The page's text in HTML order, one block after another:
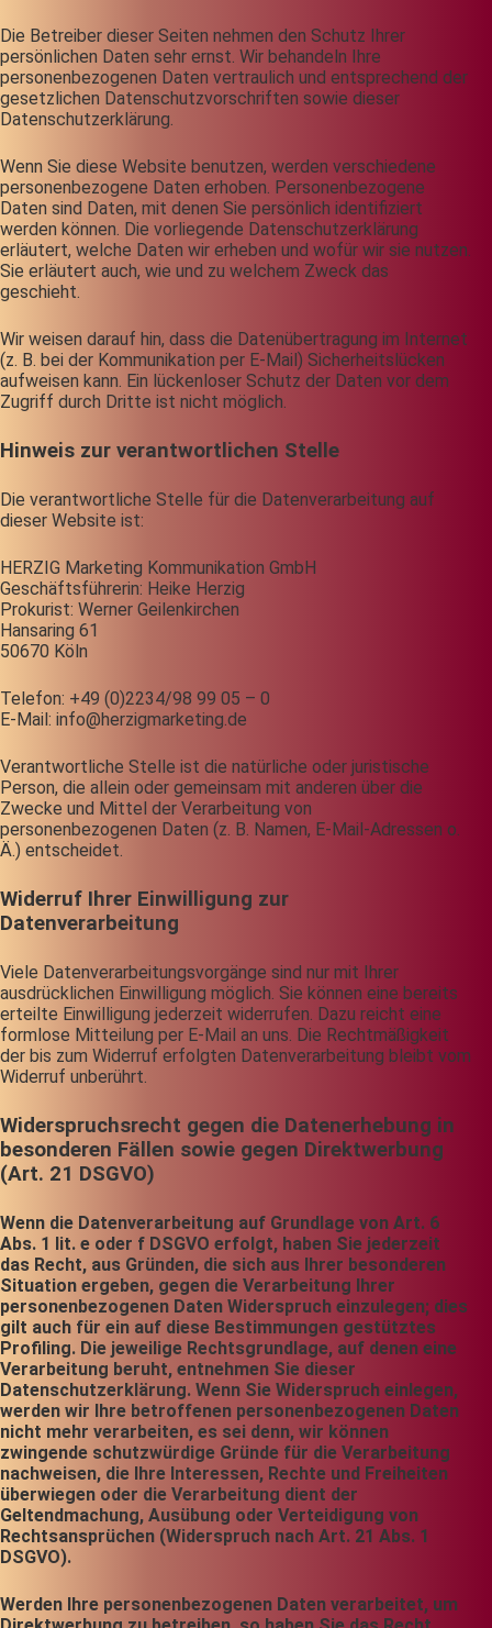
Die Betreiber dieser Seiten nehmen den Schutz Ihrer
persönlichen Daten sehr ernst. Wir behandeln Ihre
personenbezogenen Daten vertraulich und entsprechend der
gesetzlichen Datenschutzvorschriften sowie dieser
Datenschutzerklärung.
Wenn Sie diese Website benutzen, werden verschiedene
personenbezogene Daten erhoben. Personenbezogene
Daten sind Daten, mit denen Sie persönlich identifiziert
werden können. Die vorliegende Datenschutzerklärung
erläutert, welche Daten wir erheben und wofür wir sie nutzen.
Sie erläutert auch, wie und zu welchem Zweck das
geschieht.
Wir weisen darauf hin, dass die Datenübertragung im Internet
(z. B. bei der Kommunikation per E-Mail) Sicherheitslücken
aufweisen kann. Ein lückenloser Schutz der Daten vor dem
Zugriff durch Dritte ist nicht möglich.
Hinweis zur verantwortlichen Stelle
Die verantwortliche Stelle für die Datenverarbeitung auf
dieser Website ist:
HERZIG Marketing Kommunikation GmbH
Geschäftsführerin: Heike Herzig
Prokurist: Werner Geilenkirchen
Hansaring 61
50670 Köln
Telefon: +49 (0)2234/98 99 05 – 0
E-Mail: info@herzigmarketing.de
Verantwortliche Stelle ist die natürliche oder juristische
Person, die allein oder gemeinsam mit anderen über die
Zwecke und Mittel der Verarbeitung von
personenbezogenen Daten (z. B. Namen, E-Mail-Adressen o.
Ä.) entscheidet.
Widerruf Ihrer Einwilligung zur
Datenverarbeitung
Viele Datenverarbeitungsvorgänge sind nur mit Ihrer
ausdrücklichen Einwilligung möglich. Sie können eine bereits
erteilte Einwilligung jederzeit widerrufen. Dazu reicht eine
formlose Mitteilung per E-Mail an uns. Die Rechtmäßigkeit
der bis zum Widerruf erfolgten Datenverarbeitung bleibt vom
Widerruf unberührt.
Widerspruchsrecht gegen die Datenerhebung in
besonderen Fällen sowie gegen Direktwerbung
(Art. 21 DSGVO)
Wenn die Datenverarbeitung auf Grundlage von Art. 6
Abs. 1 lit. e oder f DSGVO erfolgt, haben Sie jederzeit
das Recht, aus Gründen, die sich aus Ihrer besonderen
Situation ergeben, gegen die Verarbeitung Ihrer
personenbezogenen Daten Widerspruch einzulegen; dies
gilt auch für ein auf diese Bestimmungen gestütztes
Profiling. Die jeweilige Rechtsgrundlage, auf denen eine
Verarbeitung beruht, entnehmen Sie dieser
Datenschutzerklärung. Wenn Sie Widerspruch einlegen,
werden wir Ihre betroffenen personenbezogenen Daten
nicht mehr verarbeiten, es sei denn, wir können
zwingende schutzwürdige Gründe für die Verarbeitung
nachweisen, die Ihre Interessen, Rechte und Freiheiten
überwiegen oder die Verarbeitung dient der
Geltendmachung, Ausübung oder Verteidigung von
Rechtsansprüchen (Widerspruch nach Art. 21 Abs. 1
DSGVO).
Werden Ihre personenbezogenen Daten verarbeitet, um